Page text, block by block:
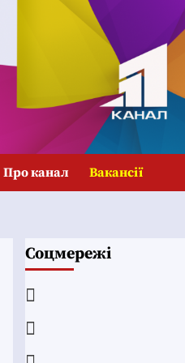
Про канал Вакансії
Соцмережі